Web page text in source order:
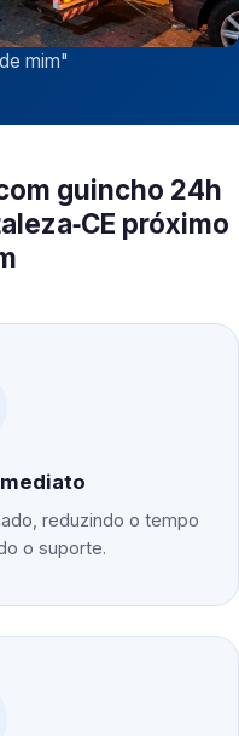
mim"
guincho 24h
próximo
reduzindo o tempo
o suporte.